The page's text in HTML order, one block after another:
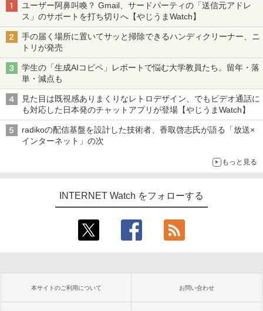
ユーザー阿鼻叫喚？ Gmail、サードパーティの「送信元アドレ
ス」のサポートを打ち切りへ【やじうまWatch】
手の届く場所に置いてサッと掃除できるハンディクリーナー、ニ
トリが発売
学生の「生成AIコピペ」レポートで悩む大学教員たち。留年・落
単・減点も
見た目は既視感ありまくりなレトロデザイン、でもビデオ通話に
も対応した日本発のチャットアプリが登場【やじうまWatch】
radikoの配信基盤を設計した技術者、香取啓志氏が語る「放送×
インターネット」の次
もっと見る
INTERNET Watch をフォローする
本サイトのご利用について お問い合わせ